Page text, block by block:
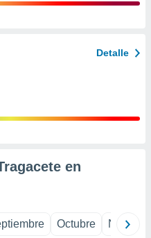
Detalle
en
Octubre